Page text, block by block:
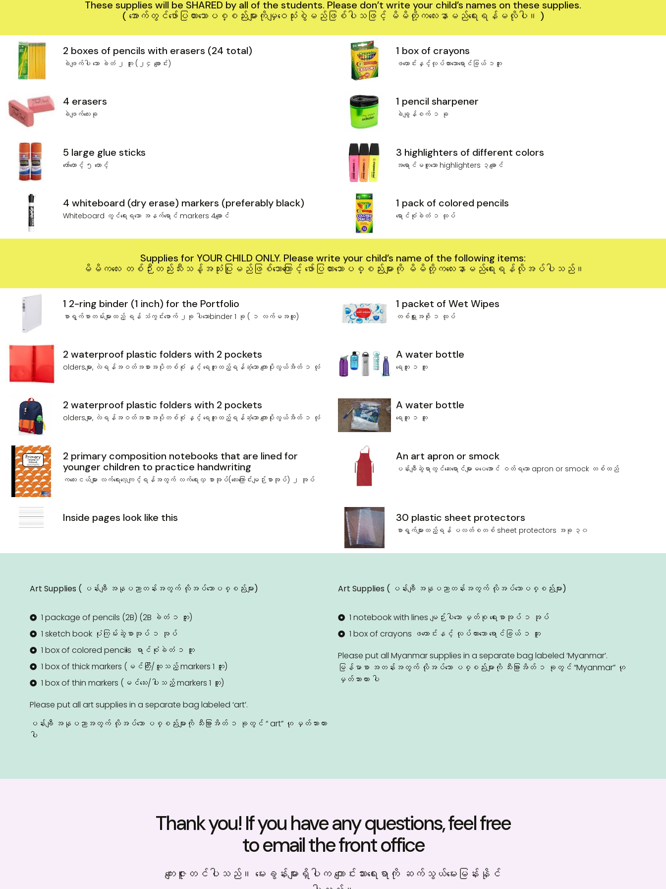
These supplies will be SHARED by all of the students. Please don’t write your child’s names on these supplies.
( အောက်တွင်ဖော်ပြထားသောပစ္စည်းများကိုမျှဝေသုံးစွဲမည်ဖြစ်ပါသဖြင့် မိမိတို့ကလေးနာမည်ရေးရန်မလိုပါ။ )
2 boxes of pencils with erasers (24 total)
ခဲဖျက်ပါ ‌သော ခဲတံ ၂ ဘူး (၂၄ ချောင်း)
1 box of crayons
ဖယောင်းနှင့်လုပ်ထား‌သောရောင်ခြယ် ၁ဘူး
4 erasers
ခဲဖျက်‌လေးခု
1 pencil sharpener
ခဲချွန်စက် ၁ ခု
5 large glue sticks
ကော်တောင့် ၅ ‌တောင့်
3 highlighters of different colors
အ‌ရောင်မတူ‌သော highlighters ၃‌ချောင်
4 whiteboard (dry erase) markers (preferably black)
Whiteboard တွင်‌ရေးရ‌သော အနက်‌ရောင် markers 4‌ချောင်
1 pack of colored pencils
‌ရောင်စုံခဲတံ ၁ ထုပ်
Supplies for YOUR CHILD ONLY. Please write your child’s name of the following items:
မိမိကလေး တစ်ဉီးတည်းသီးသန့်အသုံးပြုမည်ဖြစ်သော‌ကြောင့် ဖော်ပြထားသောပစ္စည်းများကို မိမိတို့ကလေးနာမည်‌ရေးရန်လိုအပ်ပါသည်။
1 2-ring binder (1 inch) for the Portfolio
စာရွက်စာတမ်းများထည့် ရန် သံကွင်း‌ဖောက် ၂ခု ပါသောbinder 1 ခု ( ၁ လက်မအထူ)
1 packet of Wet Wipes
တစ်ရှူးအစို ၁ ထုပ်
2 waterproof plastic folders with 2 pockets
oldersများ, လဲရန်အဝတ်အစားအပိုတစ်စုံ‌ နှင့် ရေဘူးထည့်ရန်ဆံ့သော ‌ကျောပိုးလွယ်အိတ် ၁ လုံ
A water bottle
‌ရေဘူး ၁ ဘူး
2 waterproof plastic folders with 2 pockets
oldersများ, လဲရန်အဝတ်အစားအပိုတစ်စုံ‌ နှင့် ရေဘူးထည့်ရန်ဆံ့သော ‌ကျောပိုးလွယ်အိတ် ၁ လုံ
A water bottle
‌ရေဘူး ၁ ဘူး
2 primary composition notebooks that are lined for
younger children to practice handwriting
က‌လေးငယ်များ လက်‌ရေး‌လေ့ကျင့်ရန်အတွက် လက်‌ရေးလှ စာအုပ်(‌လေး‌ကြောင်းမျဉ်းစာအုပ်) ၂ အုပ်
An art apron or smock
ပန်းချီဆွဲရာတွင်‌ဆေး‌ရောင်များမ‌ပေ‌အောင် ဝတ်ရ‌သော apron or smock တစ်ထည်
Inside pages look like this 30 plastic sheet protectors
‌စာရွက်များထည့်ရန် ပလတ်စတစ် sheet protectors အခု ၃၀
Art Supplies ( ပန်းချီ အနုပညာတန်းအတွက် လိုအ‌ပ်‌သောပစ္စည်းများ)
1 package of pencils (2B) (2B ခဲတံ ၁ ဘူး)
1 sketch book ပုံကြမ်းဆွဲစာအုပ် ၁ အုပ်
1 box of colored pencils ‌ေ ရာင်စုံခဲတံ ၁ ဘူး
1 box of thick markers (မင်ကြီး/ထူသည့် markers 1 ဘူး)
1 box of thin markers (မင်သေး/ပါးသည့် markers 1 ဘူး)
Please put all art supplies in a separate bag labeled ‘art’.
ပန်းချီ အနုပညာအတွက် လိုအ‌ပ်‌သော ပစ္စည်းများကို သီးခြားအိတ် ၁ ခုတွင် “ art” ဟု မှတ်သားထား
ပါ
Art Supplies ( ပန်းချီ အနုပညာတန်းအတွက် လိုအ‌ပ်‌သောပစ္စည်းများ)
1 notebook with lines မျဉ်းပါ‌သော မှတ်စု ‌ရေးစာအုပ် ၁ အုပ်
1 box of crayons ဖယောင်းနင့် လုပ်ထား‌သော ရောင်ခြယ် ၁ ဘူး
Please put all Myanmar supplies in a separate bag labeled ‘Myanmar’.
မြန်မာစာ အတန်းအတွက် လိုအ‌ပ်‌သော ပစ္စည်းများကို သီးခြားအိတ် ၁ ခုတွင် “Myanmar” ဟု
မှတ်သားထား ပါ
Thank you! If you have any questions, feel free
to email the front office
‌ကျေးဇူးတင်ပါသည်။ ‌မေးခွန်းများရှိပါက ‌ကျောင်းသား‌ရေးရာကို ဆက်သွယ်‌မေးမြန်းနိုင်